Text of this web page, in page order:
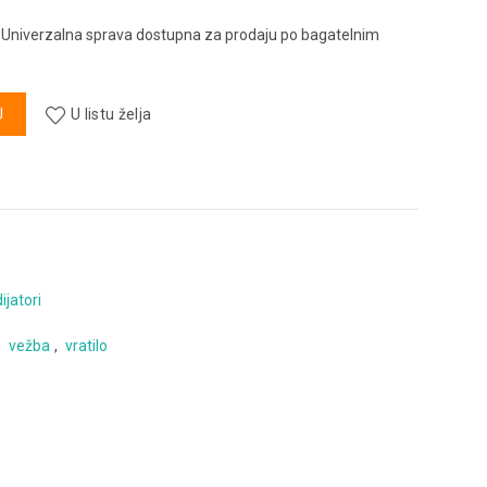
sprava dostupna za prodaju po bagatelnim
količina
U listu želja
vežba , vratilo